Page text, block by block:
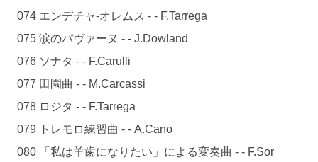
074 エンデチャ-オレムス - - F.Tarrega
075 涙のパヴァーヌ - - J.Dowland
076 ソナタ - - F.Carulli
077 田園曲 - - M.Carcassi
078 ロジタ - - F.Tarrega
079 トレモロ練習曲 - - A.Cano
080 「私は羊歯になりたい」による変奏曲 - - F.Sor